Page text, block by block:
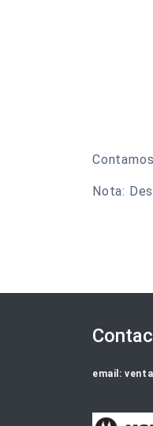
Nota:
email: